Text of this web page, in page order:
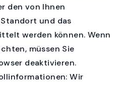
den von Ihnen
und das
werden können. Wenn
müssen Sie
deaktivieren.
Wir